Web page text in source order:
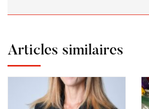
Articles similaires